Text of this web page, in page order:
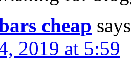
cheap
2019 at 5:59